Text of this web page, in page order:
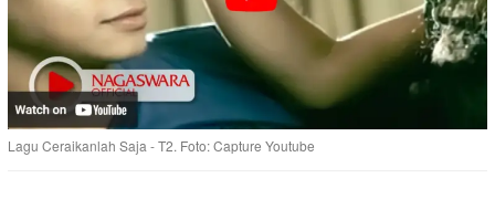
Lagu Ceraikanlah Saja - T2. Foto: Capture Youtube